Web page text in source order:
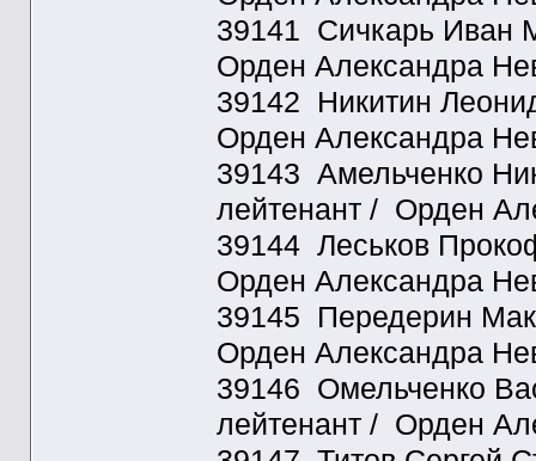
39141 Сичкарь Иван
Орден Александра
39142 Никитин
Орден Александра
39143 Амельченко
лейтенант / Орден
39144 Леськов
Орден Александра
39145 Передерин
Орден Александра
39146 Омельченко
лейтенант / Орден